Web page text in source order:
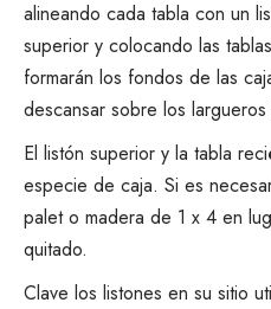
alineando cada tabla con un
superior y colocando las
formarán los fondos de las
descansar sobre los
El listón superior y la tabla
especie de caja. Si es
palet o madera de 1 x 4 en
quitado.
Clave los listones en su sitio